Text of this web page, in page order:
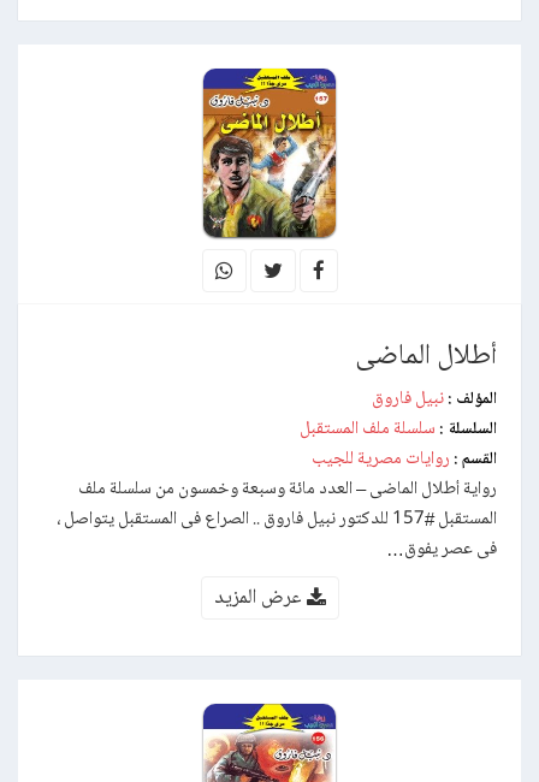
أطلال الماضى
المؤلف : نبيل فاروق
السلسلة : سلسلة ملف المستقبل
القسم : روايات مصرية للجيب
رواية أطلال الماضى – العدد مائة وسبعة وخمسون من سلسلة ملف
المستقبل #157 للدكتور نبيل فاروق .. الصراع فى المستقبل يتواصل ،
فى عصر يفوق…
عرض المزيد